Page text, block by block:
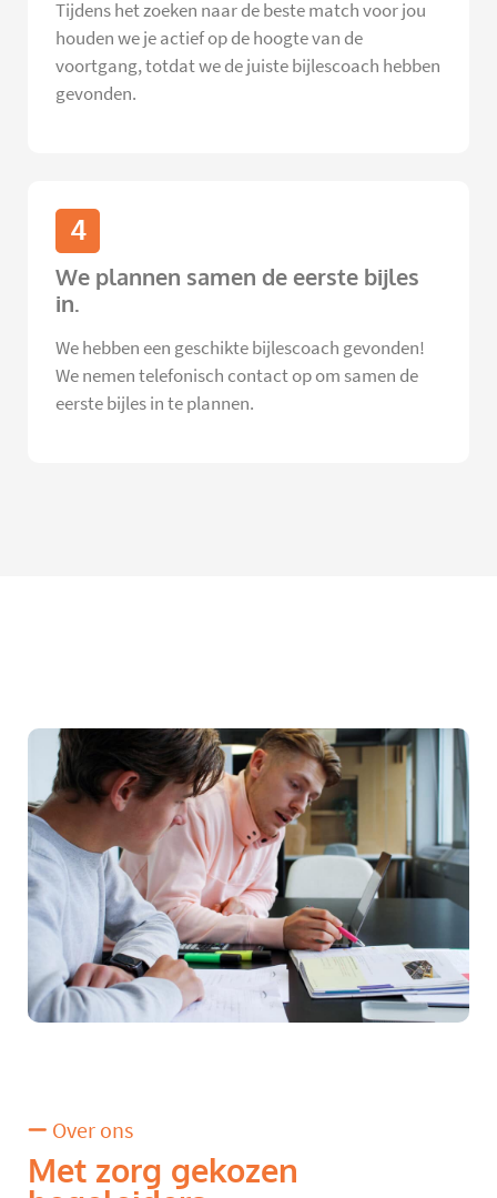
Tijdens het zoeken naar de beste match voor jou
houden we je actief op de hoogte van de
voortgang, totdat we de juiste bijlescoach hebben
gevonden.
4
We plannen samen de eerste bijles
in.
We hebben een geschikte bijlescoach gevonden!
We nemen telefonisch contact op om samen de
eerste bijles in te plannen.
Over ons
Met zorg gekozen